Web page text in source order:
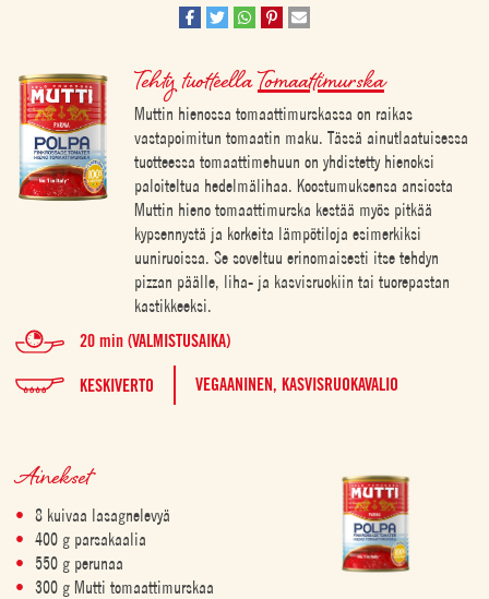
Tehty tuotteellaTomaattimurska
Muttin hienossa tomaattimurskassa on raikas
vastapoimitun tomaatin maku. Tässä ainutlaatuisessa
tuotteessa tomaattimehuun on yhdistetty hienoksi
paloiteltua hedelmälihaa. Koostumuksensa ansiosta
Muttin hieno tomaattimurska kestää myös pitkää
kypsennystä ja korkeita lämpötiloja esimerkiksi
uuniruoissa. Se soveltuu erinomaisesti itse tehdyn
pizzan päälle, liha- ja kasvisruokiin tai tuorepastan
kastikkeeksi.
20 min (VALMISTUSAIKA)
KESKIVERTO VEGAANINEN, KASVISRUOKAVALIO
Ainekset
8 kuivaa lasagnelevyä
400 g parsakaalia
550 g perunaa
300 g Mutti tomaattimurskaa